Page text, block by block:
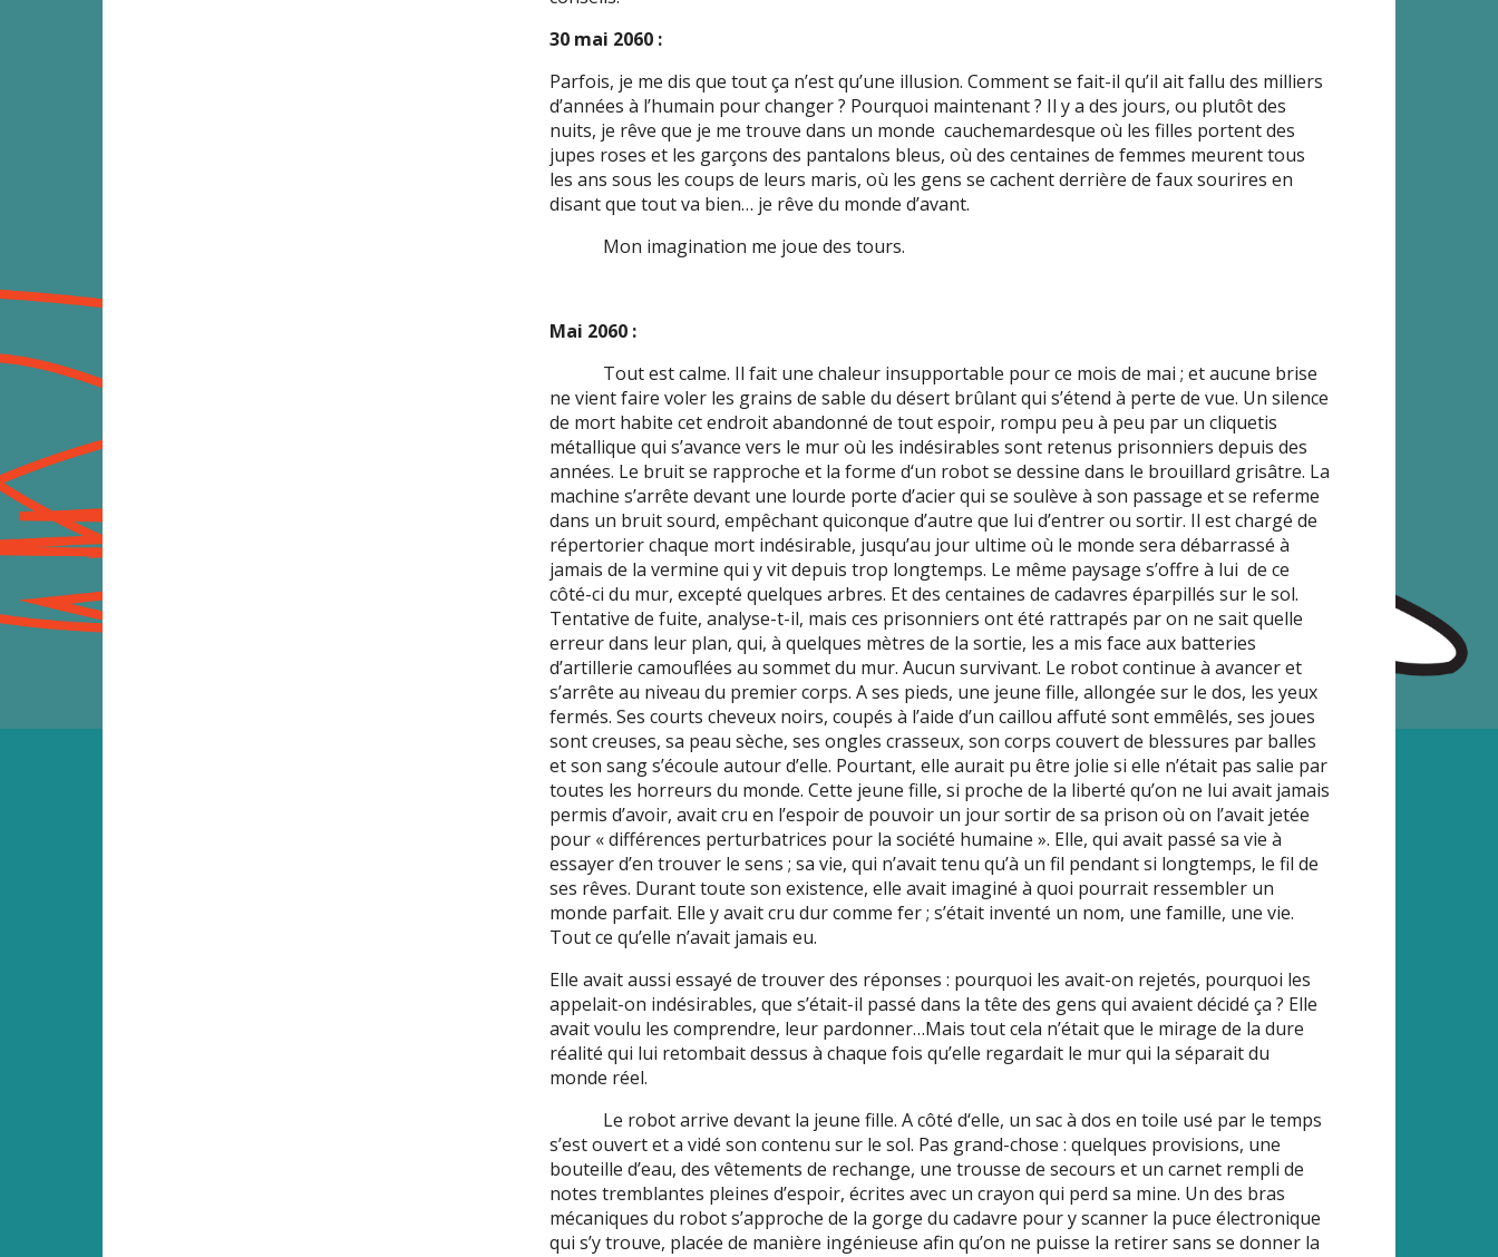
30 mai 2060 :
Parfois, je me dis que tout ça n’est qu’une illusion. Comment se fait-il qu’il ait fallu des milliers
d’années à l’humain pour changer ? Pourquoi maintenant ? Il y a des jours, ou plutôt des
nuits, je rêve que je me trouve dans un monde cauchemardesque où les filles portent des
jupes roses et les garçons des pantalons bleus, où des centaines de femmes meurent tous
les ans sous les coups de leurs maris, où les gens se cachent derrière de faux sourires en
disant que tout va bien… je rêve du monde d’avant.
Mon imagination me joue des tours.
Mai 2060 :
Tout est calme. Il fait une chaleur insupportable pour ce mois de mai ; et aucune brise
ne vient faire voler les grains de sable du désert brûlant qui s’étend à perte de vue. Un silence
de mort habite cet endroit abandonné de tout espoir, rompu peu à peu par un cliquetis
métallique qui s’avance vers le mur où les indésirables sont retenus prisonniers depuis des
années. Le bruit se rapproche et la forme d‘un robot se dessine dans le brouillard grisâtre. La
machine s’arrête devant une lourde porte d’acier qui se soulève à son passage et se referme
dans un bruit sourd, empêchant quiconque d’autre que lui d’entrer ou sortir. Il est chargé de
répertorier chaque mort indésirable, jusqu’au jour ultime où le monde sera débarrassé à
jamais de la vermine qui y vit depuis trop longtemps. Le même paysage s’offre à lui de ce
côté-ci du mur, excepté quelques arbres. Et des centaines de cadavres éparpillés sur le sol.
Tentative de fuite, analyse-t-il, mais ces prisonniers ont été rattrapés par on ne sait quelle
erreur dans leur plan, qui, à quelques mètres de la sortie, les a mis face aux batteries
d’artillerie camouflées au sommet du mur. Aucun survivant. Le robot continue à avancer et
s’arrête au niveau du premier corps. A ses pieds, une jeune fille, allongée sur le dos, les yeux
fermés. Ses courts cheveux noirs, coupés à l’aide d’un caillou affuté sont emmêlés, ses joues
sont creuses, sa peau sèche, ses ongles crasseux, son corps couvert de blessures par balles
et son sang s’écoule autour d’elle. Pourtant, elle aurait pu être jolie si elle n’était pas salie par
toutes les horreurs du monde. Cette jeune fille, si proche de la liberté qu’on ne lui avait jamais
permis d’avoir, avait cru en l’espoir de pouvoir un jour sortir de sa prison où on l’avait jetée
pour « différences perturbatrices pour la société humaine ». Elle, qui avait passé sa vie à
essayer d’en trouver le sens ; sa vie, qui n’avait tenu qu’à un fil pendant si longtemps, le fil de
ses rêves. Durant toute son existence, elle avait imaginé à quoi pourrait ressembler un
monde parfait. Elle y avait cru dur comme fer ; s’était inventé un nom, une famille, une vie.
Tout ce qu’elle n’avait jamais eu.
Elle avait aussi essayé de trouver des réponses : pourquoi les avait-on rejetés, pourquoi les
appelait-on indésirables, que s’était-il passé dans la tête des gens qui avaient décidé ça ? Elle
avait voulu les comprendre, leur pardonner…Mais tout cela n’était que le mirage de la dure
réalité qui lui retombait dessus à chaque fois qu’elle regardait le mur qui la séparait du
monde réel.
Le robot arrive devant la jeune fille. A côté d‘elle, un sac à dos en toile usé par le temps
s’est ouvert et a vidé son contenu sur le sol. Pas grand-chose : quelques provisions, une
bouteille d’eau, des vêtements de rechange, une trousse de secours et un carnet rempli de
notes tremblantes pleines d’espoir, écrites avec un crayon qui perd sa mine. Un des bras
mécaniques du robot s’approche de la gorge du cadavre pour y scanner la puce électronique
qui s’y trouve, placée de manière ingénieuse afin qu’on ne puisse la retirer sans se donner la